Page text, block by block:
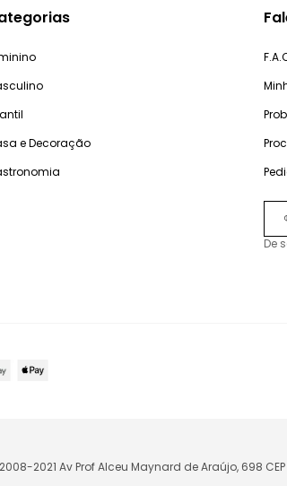
e Decoração
De
2021 Av Prof Alceu Maynard de Araújo, 698